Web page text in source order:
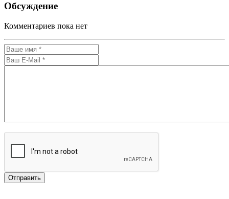
Обсуждение
Комментариев пока нет